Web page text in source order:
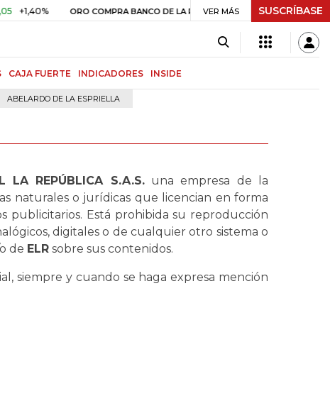
ORO COMPRA BANCO DE LA REPÚBLICA $ 408.498,97 +$ 8.753,81
VER MÁS SUSCRÍBASE
CAJA FUERTE INDICADORES INSIDE
ABELARDO DE LA ESPRIELLA
LA REPÚBLICA S.A.S.una empresa de la
naturales o jurídicas que licencian en forma
publicitarios. Está prohibida su reproducción
digitales o de cualquier otro sistema o
de ELR sobre sus contenidos.
siempre y cuando se haga expresa mención